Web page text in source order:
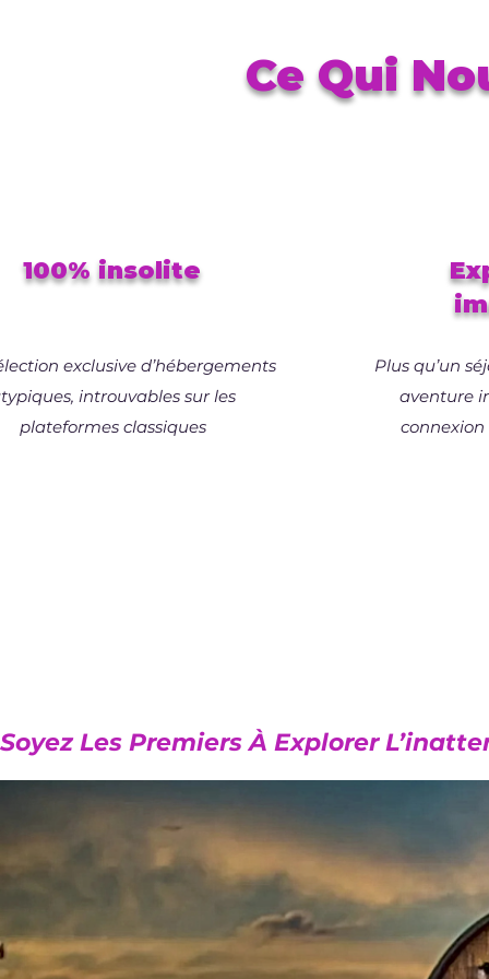
Ce Qui
100% insolite
exclusive d’hébergements
introuvables sur les
plateformes classiques
Plus qu’un
aventure
connexion
Soyez Les Premiers À Explorer